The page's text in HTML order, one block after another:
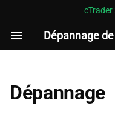
cTrader
Dépannage
I
i Connexion internet
ou lente
Dépannage